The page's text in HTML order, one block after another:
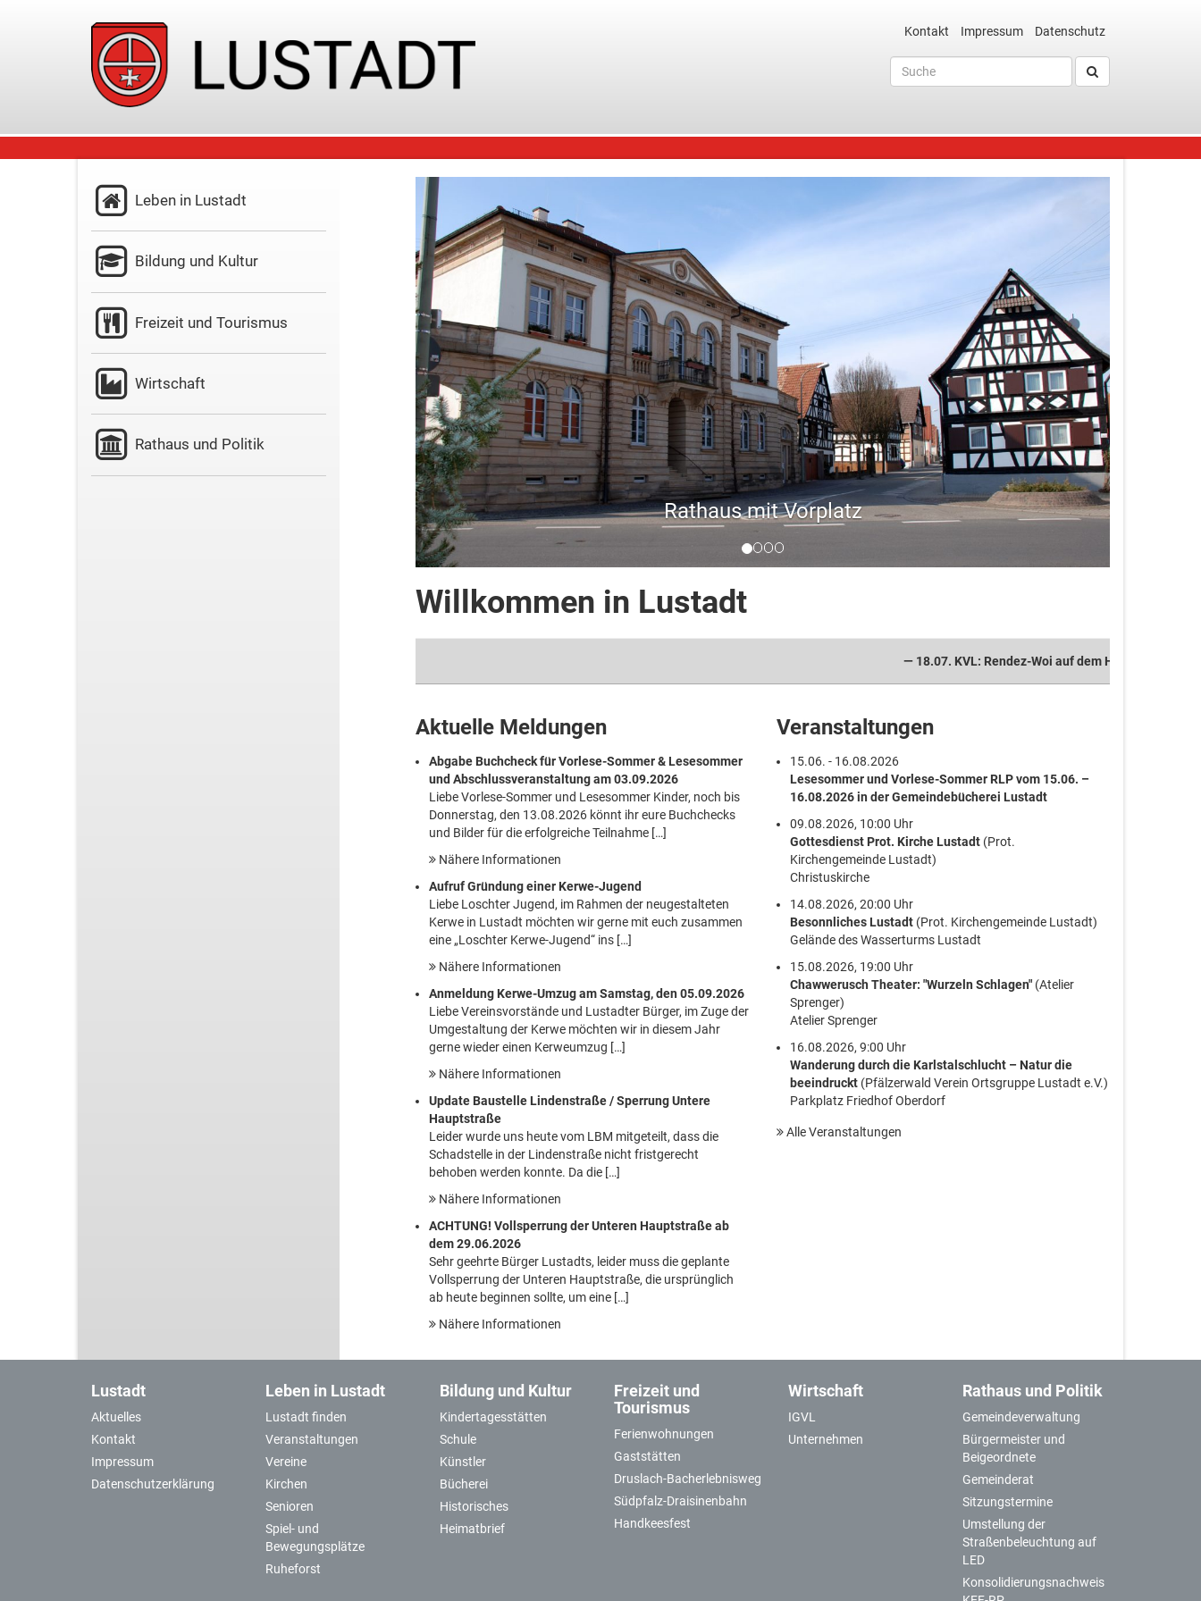
Kontakt Impressum Datenschutz
Leben in Lustadt
Bildung und Kultur
Freizeit und Tourismus
Wirtschaft
Rathaus und Politik
Rathaus mit Vorplatz
Willkommen in Lustadt
— 18.07. KVL: Rendez-Woi auf dem Handkeesplatz —
Aktuelle Meldungen
Abgabe Buchcheck für Vorlese-Sommer & Lesesommer
und Abschlussveranstaltung am 03.09.2026
Liebe Vorlese-Sommer und Lesesommer Kinder, noch bis
Donnerstag, den 13.08.2026 könnt ihr eure Buchchecks
und Bilder für die erfolgreiche Teilnahme […]
Nähere Informationen
Aufruf Gründung einer Kerwe-Jugend
Liebe Loschter Jugend, im Rahmen der neugestalteten
Kerwe in Lustadt möchten wir gerne mit euch zusammen
eine „Loschter Kerwe-Jugend“ ins […]
Nähere Informationen
Anmeldung Kerwe-Umzug am Samstag, den 05.09.2026
Liebe Vereinsvorstände und Lustadter Bürger, im Zuge der
Umgestaltung der Kerwe möchten wir in diesem Jahr
gerne wieder einen Kerweumzug […]
Nähere Informationen
Update Baustelle Lindenstraße / Sperrung Untere
Hauptstraße
Leider wurde uns heute vom LBM mitgeteilt, dass die
Schadstelle in der Lindenstraße nicht fristgerecht
behoben werden konnte. Da die […]
Nähere Informationen
ACHTUNG! Vollsperrung der Unteren Hauptstraße ab
dem 29.06.2026
Sehr geehrte Bürger Lustadts, leider muss die geplante
Vollsperrung der Unteren Hauptstraße, die ursprünglich
ab heute beginnen sollte, um eine […]
Nähere Informationen
Veranstaltungen
15.06. - 16.08.2026
Lesesommer und Vorlese-Sommer RLP vom 15.06. –
16.08.2026 in der Gemeindebücherei Lustadt
09.08.2026, 10:00 Uhr
Gottesdienst Prot. Kirche Lustadt(Prot.
Kirchengemeinde Lustadt)
Christuskirche
14.08.2026, 20:00 Uhr
Besonnliches Lustadt(Prot. Kirchengemeinde Lustadt)
Gelände des Wasserturms Lustadt
15.08.2026, 19:00 Uhr
Chawwerusch Theater: "Wurzeln Schlagen"(Atelier
Sprenger)
Atelier Sprenger
16.08.2026, 9:00 Uhr
Wanderung durch die Karlstalschlucht – Natur die
beeindruckt(Pfälzerwald Verein Ortsgruppe Lustadt e.V.)
Parkplatz Friedhof Oberdorf
Alle Veranstaltungen
Lustadt
Aktuelles
Kontakt
Impressum
Datenschutzerklärung
Leben in Lustadt
Lustadt finden
Veranstaltungen
Vereine
Kirchen
Senioren
Spiel- und
Bewegungsplätze
Ruheforst
Bildung und Kultur
Kindertagesstätten
Schule
Künstler
Bücherei
Historisches
Heimatbrief
Freizeit und
Tourismus
Ferienwohnungen
Gaststätten
Druslach-Bacherlebnisweg
Südpfalz-Draisinenbahn
Handkeesfest
Wirtschaft
IGVL
Unternehmen
Rathaus und Politik
Gemeindeverwaltung
Bürgermeister und
Beigeordnete
Gemeinderat
Sitzungstermine
Umstellung der
Straßenbeleuchtung auf
LED
Konsolidierungsnachweis